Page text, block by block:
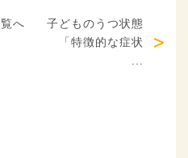
へ
子どものうつ状態
「特徴的な症状